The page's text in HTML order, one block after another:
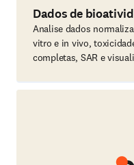
Dados de
Analise dados
vitro e in vivo,
completas, SAR e